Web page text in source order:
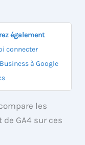
également
connecter
à Google
les
GA4 sur ces